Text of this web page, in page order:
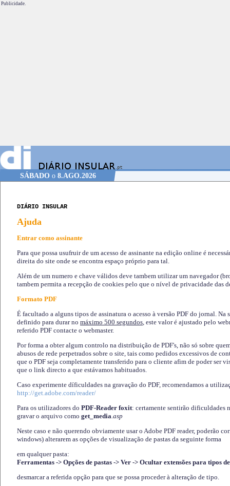
Publicidade.
SÁBADOo 8.AGO.2026
DIÁRIO INSULAR
Ajuda
Entrar como assinante
Para que possa usufruir de um acesso de assinante na edição online é
direita do site onde se encontra espaço próprio para tal.
Além de um numero e chave válidos deve tambem utilizar um navegador
tambem permita a recepção de cookies pelo que o nível de privacidade das
Formato PDF
É facultado a alguns tipos de assinatura o acesso à versão PDF do jornal. Na
definido para durar no máximo 500 segundos, este valor é ajustado pelo
referido PDF contacte o webmaster.
Por forma a obter algum controlo na distribuição de PDF's, não só sobre
abusos de rede perpetrados sobre o site, tais como pedidos excessivos de
que o PDF seja completamente transferido para o cliente afim de poder ser
que o link directo a que estávamos habituados.
Caso experimente díficuldades na gravação do PDF, recomendamos a
http://get.adobe.com/reader/
Para os utilizadores do PDF-Reader foxit: certamente sentirão dificuldades
gravar o arquivo como get_media.asp
Neste caso e não querendo obviamente usar o Adobe PDF reader, poderão
windows) alterarem as opções de visualização de pastas da seguinte forma
em qualquer pasta:
Ferramentas -> Opções de pastas -> Ver -> Ocultar extensões para tipos
desmarcar a referida opção para que se possa proceder à alteração de tipo.